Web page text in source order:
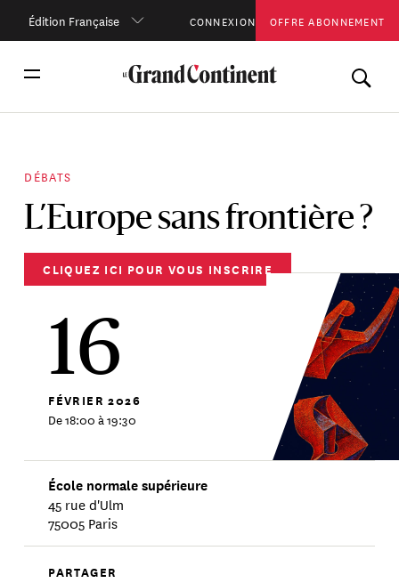
Édition Française CONNEXION OFFRE ABONNEMENT
DÉBATS
L’Europe sans frontière ?
CLIQUEZ ICI POUR VOUS INSCRIRE
16
FÉVRIER 2026
De 18:00 à 19:30
École normale supérieure
45 rue d'Ulm
75005 Paris
PARTAGER